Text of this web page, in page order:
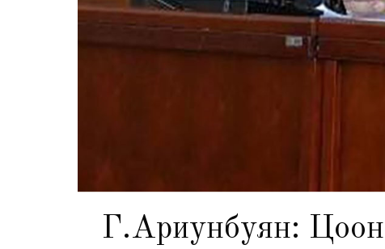
Г.Ариунбуян: